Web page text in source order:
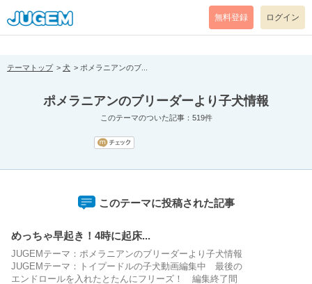
[pear_error: message="Success" code=0 mode=return level=notice
prefix="" info=""]
無料登録 ログイン
テーマトップ 犬 ポメラニアンのブ...
ポメラニアンのブリーダーより子犬情報
このテーマのついた記事：519件
このテーマに投稿された記事
めっちゃ早起き！4時に起床...
JUGEMテーマ：ポメラニアンのブリーダーより子犬情報
JUGEMテーマ：トイプードルの子犬動画編集中 最後の
エンドロールを入れたとたんにフリーズ！ 編集終了間